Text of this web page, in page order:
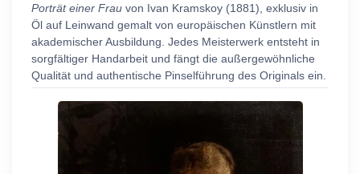
Porträt einer Frau von Ivan Kramskoy (1881), exklusiv in
Öl auf Leinwand gemalt von europäischen Künstlern mit
akademischer Ausbildung. Jedes Meisterwerk entsteht in
sorgfältiger Handarbeit und fängt die außergewöhnliche
Qualität und authentische Pinselführung des Originals ein.